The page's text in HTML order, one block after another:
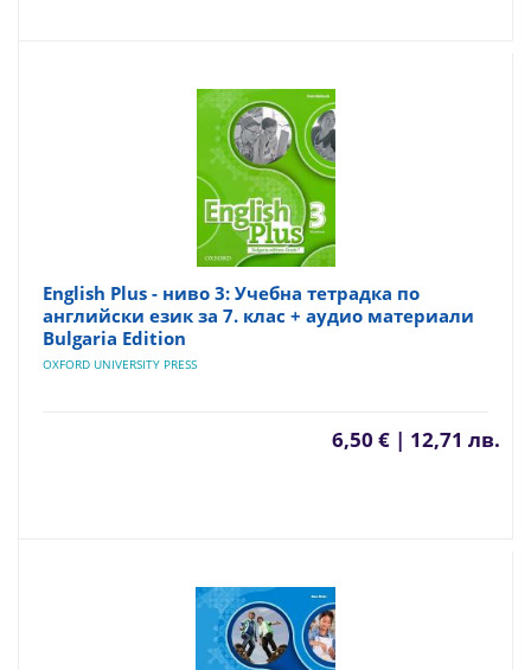
English Plus - ниво 3: Учебна тетрадка по
английски език за 7. клас + аудио материали
Bulgaria Edition
OXFORD UNIVERSITY PRESS
6,50 € | 12,71 лв.